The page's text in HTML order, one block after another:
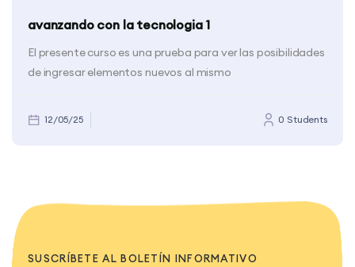
avanzando con la tecnologia 1
El presente curso es una prueba para ver las posibilidades
de ingresar elementos nuevos al mismo
12/05/25 0 Students
Bloques
SUSCRÍBETE AL BOLETÍN INFORMATIVO